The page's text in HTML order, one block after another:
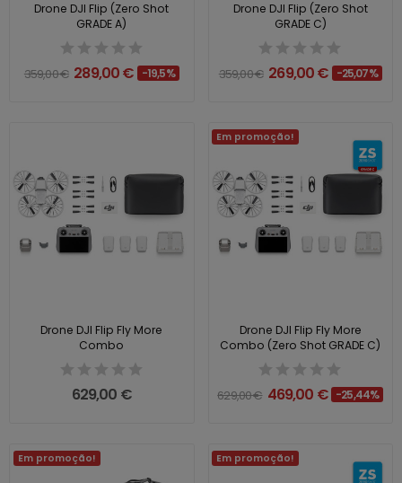
Drone DJI Flip (Zero Shot
GRADE A)
359,00 € 289,00 € -19,5%
Drone DJI Flip (Zero Shot
GRADE C)
359,00 € 269,00 € -25,07%
Drone DJI Flip Fly More
Combo
629,00 €
Em promoção!
Drone DJI Flip Fly More
Combo (Zero Shot GRADE C)
629,00 € 469,00 € -25,44%
Em promoção! Em promoção!